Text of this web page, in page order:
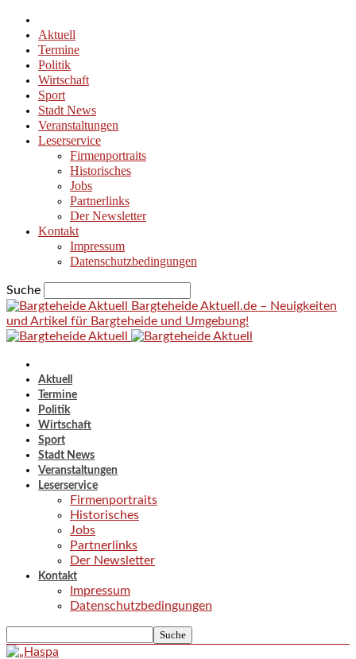
Aktuell
Termine
Politik
Wirtschaft
Sport
Stadt News
Veranstaltungen
Leserservice
Firmenportraits
Historisches
Jobs
Partnerlinks
Der Newsletter
Kontakt
Impressum
Datenschutzbedingungen
Suche
Bargteheide Aktuell.de – Neuigkeiten
und Artikel für Bargteheide und Umgebung!
Aktuell
Termine
Politik
Wirtschaft
Sport
Stadt News
Veranstaltungen
Leserservice
Firmenportraits
Historisches
Jobs
Partnerlinks
Der Newsletter
Kontakt
Impressum
Datenschutzbedingungen